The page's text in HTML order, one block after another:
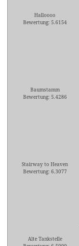
Halloooo
Bewertung: 5.6154
Baumstamm
Bewertung: 5.4286
Stairway to Heaven
Bewertung: 6.3077
Alte Tankstelle